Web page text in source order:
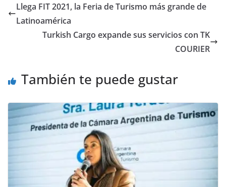
Llega FIT 2021, la Feria de Turismo más grande de
Latinoamérica
Turkish Cargo expande sus servicios con TK
COURIER
También te puede gustar